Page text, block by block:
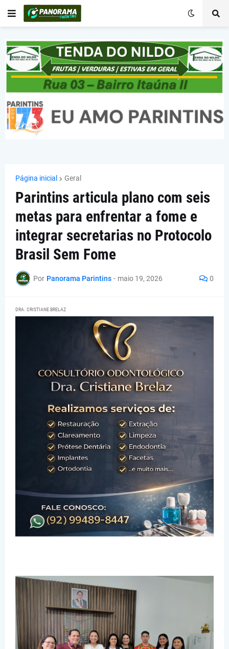
Página inicial Geral
Parintins articula plano com seis
metas para enfrentar a fome e
integrar secretarias no Protocolo
Brasil Sem Fome
Por Panorama Parintins - maio 19, 2026 0
DRA. CRISTIANE BRELAZ